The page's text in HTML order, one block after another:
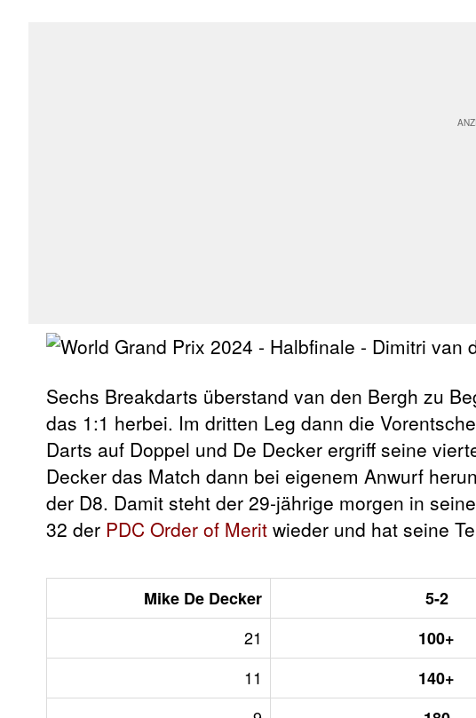
Sechs Breakdarts überstand van den Bergh zu
das 1:1 herbei. Im dritten Leg dann die
Darts auf Doppel und De Decker ergriff seine
Decker das Match dann bei eigenem Anwurf
der D8. Damit steht der 29-jährige morgen in
32 der PDC Order of Merit wieder und hat seine
Mike De Decker 5-2
21
100+
11
140+